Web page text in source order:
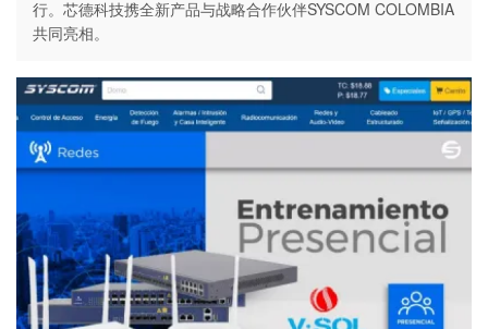
行。芯德科技携全新产品与战略合作伙伴SYSCOM COLOMBIA
共同亮相。